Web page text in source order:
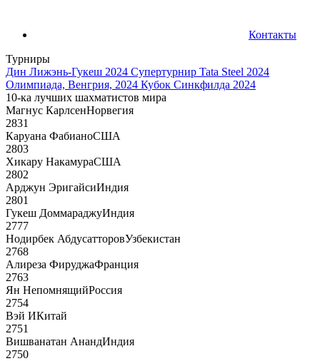
Контакты
Турниры
Дин Лижэнь-Гукеш 2024 Супертурнир Tata Steel 2024
Олимпиада, Венгрия, 2024 Кубок Синкфилда 2024
10-ка лучших шахматистов мира
Магнус КарлсенНорвегия
2831
Каруана ФабианоСША
2803
Хикару НакамураСША
2802
Арджун ЭригайсиИндия
2801
Гукеш ДоммараджуИндия
2777
Нодирбек АбдусатторовУзбекистан
2768
Алиреза ФируджаФранция
2763
Ян НепомнящийРоссия
2754
Вэй ИКитай
2751
Вишванатан АнандИндия
2750